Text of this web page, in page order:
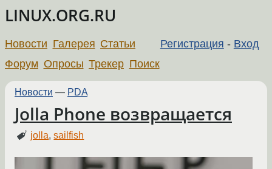
LINUX.ORG.RU
Регистрация - Вход
Новости Галерея Статьи
Форум Опросы Трекер Поиск
Новости — PDA
Jolla Phone возвращается
jolla,sailfish